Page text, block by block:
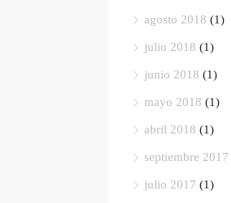
agosto 2018 (1)
julio 2018 (1)
junio 2018 (1)
mayo 2018 (1)
abril 2018 (1)
septiembre 2017
julio 2017 (1)